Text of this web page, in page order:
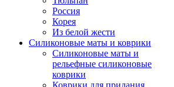
Россия
Корея
Из белой жести
Силиконовые маты и коврики
Силиконовые маты и
рельефные силиконовые
коврики